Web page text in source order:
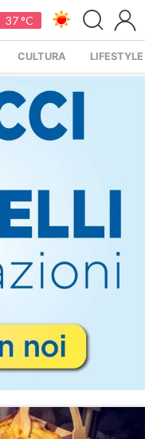
37 °C
CULTURA LIFESTYLE